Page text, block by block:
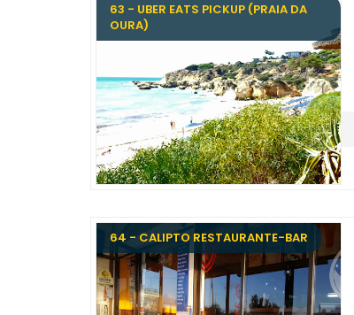
63 - UBER EATS PICKUP (PRAIA DA
OURA)
64 - CALIPTO RESTAURANTE-BAR